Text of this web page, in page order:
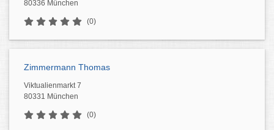
80336 München
(0)
Zimmermann Thomas
Viktualienmarkt 7
80331 München
(0)